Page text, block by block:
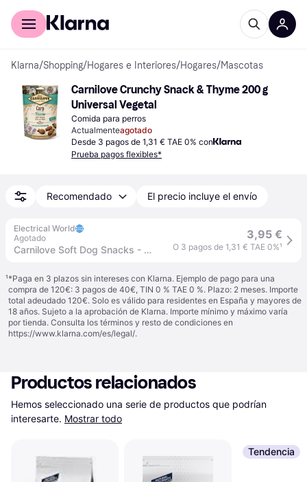
Comprar con Klarna
Klarna/Shopping/Hogares e Interiores/Hogares/Mascotas
Carnilove Crunchy Snack & Thyme 200 g
Universal Vegetal
Comida para perros
Actualmenteagotado
Desde 3 pagos de 1,31 € TAE 0% con
Prueba pagos flexibles*
Recomendado El precio incluye el envío
Electrical World
Agotado
Carnilove Soft Dog Snacks - 200g - Carp
3,95 €
O 3 pagos de 1,31 € TAE 0%¹
¹*Paga en 3 plazos sin intereses con Klarna. Ejemplo de pago para una
compra de 120€: 3 pagos de 40€, TIN 0 % TAE 0 %. Plazo: 2 meses. Importe
total adeudado 120€. Solo es válido para residentes en España y mayores de
18 años. Sujeto a la aprobación de Klarna. Importe mínimo y máximo varía
por tienda. Consulta los términos y resto de condiciones en
https://www.klarna.com/es/legal/.
Productos relacionados
Hemos seleccionado una serie de productos que podrían
interesarte. Mostrar todo
Tendencia